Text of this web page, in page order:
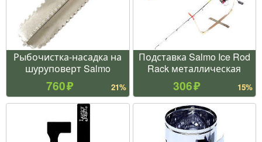
Рыбочистка-насадка на
шуруповерт Salmo
760 21%
Подставка Salmo Ice Rod
Rack металлическая
306 15%